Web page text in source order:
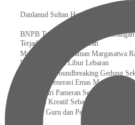
Danlanud Sultan Hasanuddin Ikuti
BNPB Terus Memantau
Terjadi di Beberapa Daerah
Menpar Pastikan Taman Margasatwa
Wisatawan Saat Libur Lebaran
Resmikan Groundbreaking Gedung
Ciptakan Generasi Emas Masa Depan
Menghadiri Pameran Seni Meiro
Ekonomi Kreatif Sebagai The New
120.067 Guru dan Pengawas PAI